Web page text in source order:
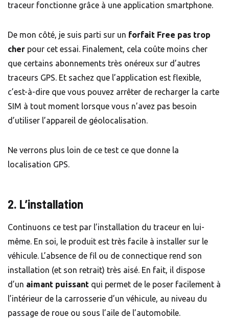
traceur fonctionne grâce à une application smartphone.
De mon côté, je suis parti sur un forfait Free pas trop
cher pour cet essai. Finalement, cela coûte moins cher
que certains abonnements très onéreux sur d’autres
traceurs GPS. Et sachez que l’application est flexible,
c’est-à-dire que vous pouvez arrêter de recharger la carte
SIM à tout moment lorsque vous n’avez pas besoin
d’utiliser l’appareil de géolocalisation.
Ne verrons plus loin de ce test ce que donne la
localisation GPS.
2. L’installation
Continuons ce test par l’installation du traceur en lui-
même. En soi, le produit est très facile à installer sur le
véhicule. L’absence de fil ou de connectique rend son
installation (et son retrait) très aisé. En fait, il dispose
d’un aimant puissant qui permet de le poser facilement à
l’intérieur de la carrosserie d’un véhicule, au niveau du
passage de roue ou sous l’aile de l’automobile.